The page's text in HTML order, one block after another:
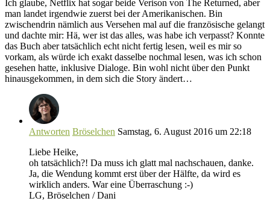
Ich glaube, Netflix hat sogar beide Verison von The Returned, aber
man landet irgendwie zuerst bei der Amerikanischen. Bin
zwischendrin nämlich aus Versehen mal auf die französische gelangt
und dachte mir: Hä, wer ist das alles, was habe ich verpasst? Konnte
das Buch aber tatsächlich echt nicht fertig lesen, weil es mir so
vorkam, als würde ich exakt dasselbe nochmal lesen, was ich schon
gesehen hatte, inklusive Dialoge. Bin wohl nicht über den Punkt
hinausgekommen, in dem sich die Story ändert…
Antworten Bröselchen Samstag, 6. August 2016 um 22:18
Liebe Heike,
oh tatsächlich?! Da muss ich glatt mal nachschauen, danke.
Ja, die Wendung kommt erst über der Hälfte, da wird es
wirklich anders. War eine Überraschung :-)
LG, Bröselchen / Dani